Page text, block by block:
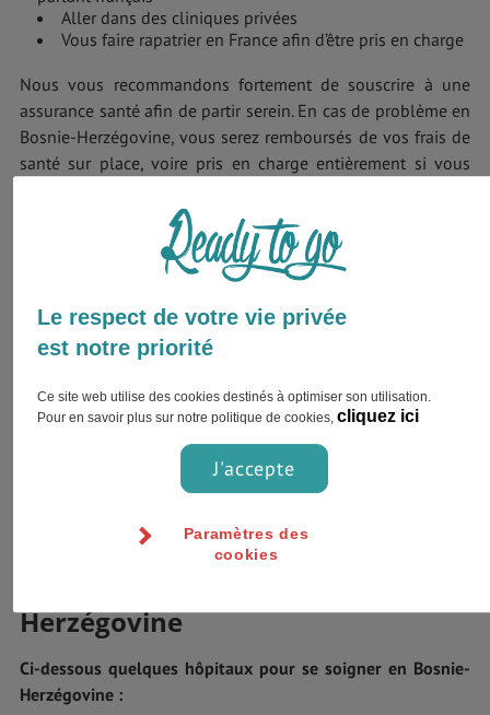
Aller dans des cliniques privées
Vous faire rapatrier en France afin d’être pris en charge
Nous vous recommandons fortement de souscrire à une
assurance santé afin de partir serein. En cas de problème en
Bosnie-Herzégovine, vous serez remboursés de vos frais de
santé sur place, voire pris en charge entièrement si vous
d’assurance santé. Nous vous conseillons Heyme World Pass
pour vos séjours à l'étranger.
Le prix d’une consultation chez un généraliste privé est de
Numéros d’urgence
Secours médicaux : 94
Téléphone de l’Ambassade : +387 33 282 050
Herzégovine
Ci-dessous quelques hôpitaux pour se soigner en Bosnie-
Herzégovine :
Le respect de votre vie privée
est notre priorité
Ce site web utilise des cookies destinés à optimiser son utilisation.
Pour en savoir plus sur notre politique de cookies, cliquez ici
J'accepte
Paramètres des
cookies